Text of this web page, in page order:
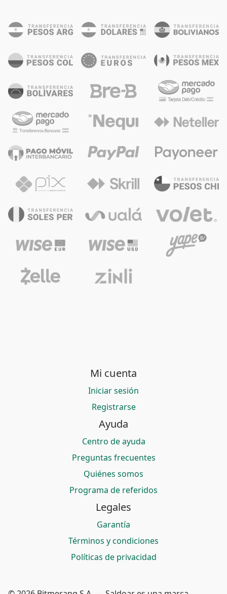
Mi cuenta
Iniciar sesión
Registrarse
Ayuda
Centro de ayuda
Preguntas frecuentes
Quiénes somos
Programa de referidos
Legales
Garantía
Términos y condiciones
Políticas de privacidad